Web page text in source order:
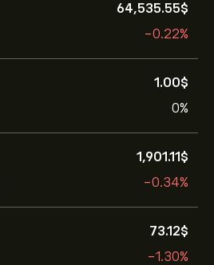
64,535.55‎$‎
-0.22%
1.00‎$‎
0%
1,901.11‎$‎
-0.34%
73.12‎$‎
-1.30%